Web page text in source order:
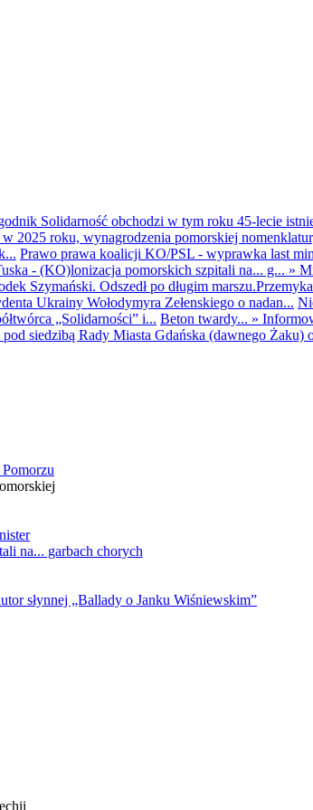
Solidarność obchodzi w tym roku 45-lecie
2025 roku, wynagrodzenia pomorskiej
Prawo prawa koalicji KO/PSL - wyprawka last
- (KO)lonizacja pomorskich szpitali na... g... »
Szymański. Odszedł po długim
Ukrainy Wołodymyra Zełenskiego o nadan...
„Solidarności” i... Beton twardy... »
siedzibą Rady Miasta Gdańska (dawnego Żaku)
na... garbach chorych
słynnej „Ballady o Janku Wiśniewskim”